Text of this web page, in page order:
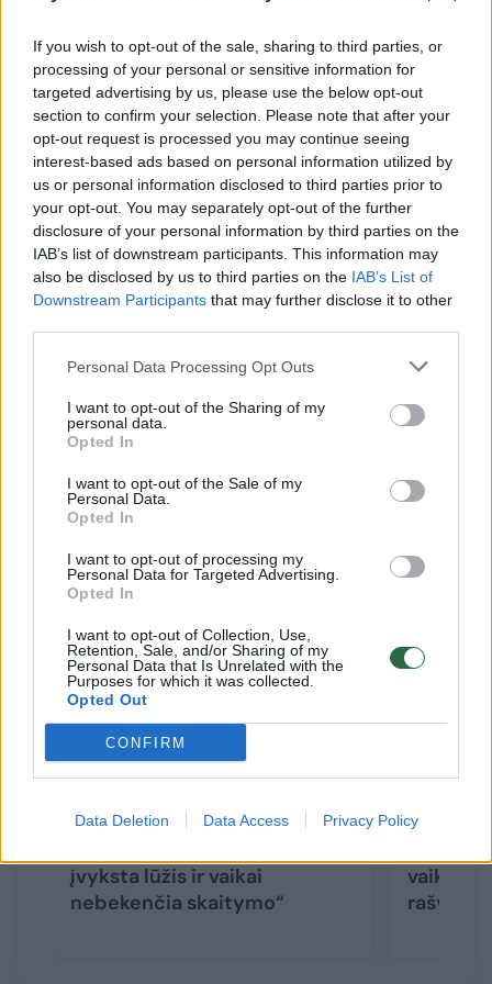
If you wish to opt-out of the sale, sharing to third parties, or
processing of your personal or sensitive information for
targeted advertising by us, please use the below opt-out
section to confirm your selection. Please note that after your
opt-out request is processed you may continue seeing
interest-based ads based on personal information utilized by
us or personal information disclosed to third parties prior to
your opt-out. You may separately opt-out of the further
disclosure of your personal information by third parties on the
IAB’s list of downstream participants. This information may
also be disclosed by us to third parties on the IAB’s List of
Downstream Participants that may further disclose it to other
Personal Data Processing Opt Outs
I want to opt-out of the Sharing of my
personal data.
Opted In
I want to opt-out of the Sale of my
Personal Data.
Opted In
I want to opt-out of processing my
Personal Data for Targeted Advertising.
Opted In
I want to opt-out of Collection, Use,
Retention, Sale, and/or Sharing of my
Personal Data that Is Unrelated with the
Purposes for which it was collected.
Opted Out
CONFIRM
Data Deletion Data Access Privacy Policy
mokytoja Paula Išganaitytė.
Tačiau svarbu pabrėžti, kad tik daug kartų
išklausęs pasaką ir pakartotinai ją apmąstęs,
vaikas gali priimti ir internalizuoti siūlomus
moralinius principus. Pasak Betelheimo, tik
tuomet vaikas galės pasinaudoti pasakos
teikiama galimybe suprasti save ir savo
patyrimus pasaulyje bei, susiformavęs
kamuojančių sunkumų sprendimus.
Padeda sumažinti įtampą
Susiję straipsniai
Rašytojas Marius
įvyksta lūžis ir vaikai
nebekenčia skaitymo“
vaikai